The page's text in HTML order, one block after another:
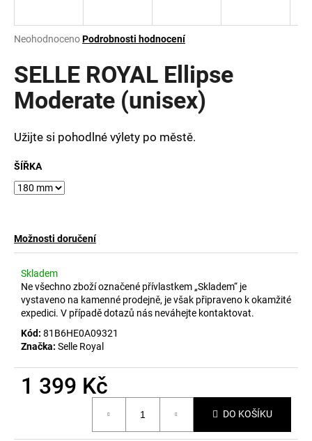
Průměrné
produktu
je
0,0
hvězdiček.
NeohodnocenoPodrobnosti hodnocení
SELLE ROYAL Ellipse
Moderate (unisex)
Užijte si pohodlné výlety po městě.
ŠÍŘKA
Možnosti doručení
Skladem
Ne všechno zboží označené přívlastkem „Skladem“ je
vystaveno na kamenné prodejně, je však připraveno k okamžité
expedici. V případě dotazů nás neváhejte kontaktovat.
Kód: 81B6HE0A09321
Značka: Selle Royal
1 399 Kč
DO KOŠÍKU
j
t
?
o
p
u
u
m